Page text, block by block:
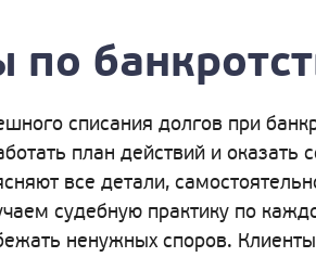
списания долгов при
план действий и
все детали,
судебную практику по
ненужных споров.